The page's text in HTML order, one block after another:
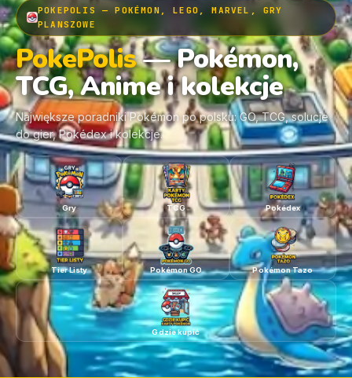
POKEPOLIS — POKÉMON, LEGO, MARVEL, GRY
PLANSZOWE
PokePolis— Pokémon,
TCG, Anime i kolekcje
Największe poradniki Pokémon po polsku: GO, TCG, solucje
do gier, Pokédex i kolekcje.
Gry TCG Pokédex
Tier Listy Pokémon GO Pokémon Tazo
Gdzie kupić